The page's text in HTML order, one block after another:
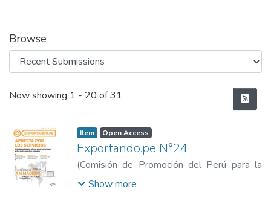
Browse
Recent Submissions
Now showing 1 - 20 of 31
Item Open Access
Exportando.pe N°24
(Comisión de Promoción del Perú para la
Exportación y el Turismo
Show more